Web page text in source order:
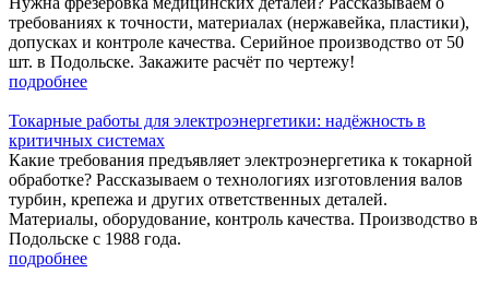
требованиях к точности, материалах (нержавейка, пластики),
допусках и контроле качества. Серийное производство от 50
шт. в Подольске. Закажите расчёт по чертежу!
подробнее
Токарные работы для электроэнергетики: надёжность в
критичных системах
Какие требования предъявляет электроэнергетика к токарной
обработке? Рассказываем о технологиях изготовления валов
турбин, крепежа и других ответственных деталей.
Материалы, оборудование, контроль качества. Производство в
Подольске с 1988 года.
подробнее